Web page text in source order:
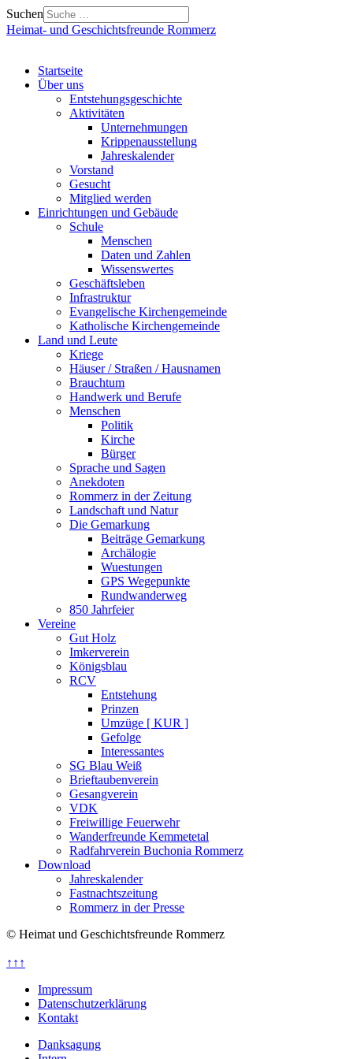
Suchen
Heimat- und Geschichtsfreunde Rommerz
Startseite
Über uns
Entstehungsgeschichte
Aktivitäten
Unternehmungen
Krippenausstellung
Jahreskalender
Vorstand
Gesucht
Mitglied werden
Einrichtungen und Gebäude
Schule
Menschen
Daten und Zahlen
Wissenswertes
Geschäftsleben
Infrastruktur
Evangelische Kirchengemeinde
Katholische Kirchengemeinde
Land und Leute
Kriege
Häuser / Straßen / Hausnamen
Brauchtum
Handwerk und Berufe
Menschen
Politik
Kirche
Bürger
Sprache und Sagen
Anekdoten
Rommerz in der Zeitung
Landschaft und Natur
Die Gemarkung
Beiträge Gemarkung
Archälogie
Wuestungen
GPS Wegepunkte
Rundwanderweg
850 Jahrfeier
Vereine
Gut Holz
Imkerverein
Königsblau
RCV
Entstehung
Prinzen
Umzüge [ KUR ]
Gefolge
Interessantes
SG Blau Weiß
Brieftaubenverein
Gesangverein
VDK
Freiwillige Feuerwehr
Wanderfreunde Kemmetetal
Radfahrverein Buchonia Rommerz
Download
Jahreskalender
Fastnachtszeitung
Rommerz in der Presse
© Heimat und Geschichtsfreunde Rommerz
↑↑↑
Impressum
Datenschutzerklärung
Kontakt
Danksagung